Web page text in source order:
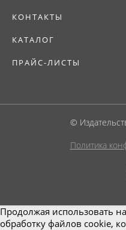
КОНТАКТЫ
КАТАЛОГ
ПРАЙС-ЛИСТЫ
©
Политика
Продолжая использовать
обработку файлов cookie,